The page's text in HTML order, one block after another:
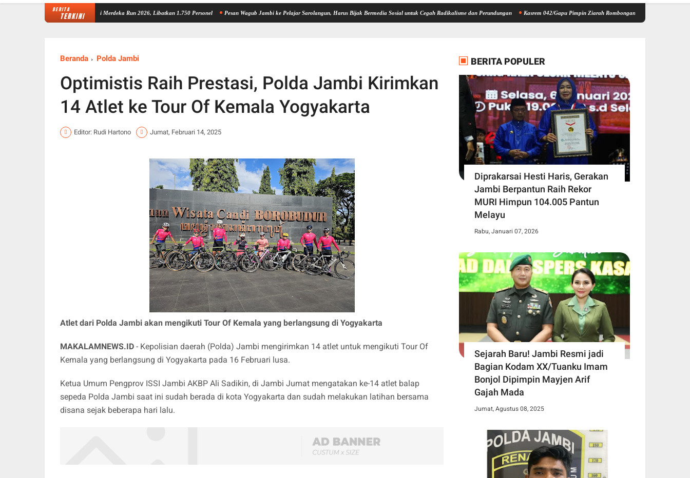
BERITA
TERKINI
Pengamanan Presisi Merdeka Run 2026, Libatkan 1.750 Personel Pesan Wagub Jambi ke Pelajar Sarolangun, Harus Bijak Bermedia Sosial untuk Cegah Radikalisme dan Perundungan Kasrem 042/Gapu Pimpin Ziarah Rombongan HUT Kodam XX/Tuanku Imam
Beranda Polda Jambi
Optimistis Raih Prestasi, Polda Jambi Kirimkan
14 Atlet ke Tour Of Kemala Yogyakarta
Editor: Rudi Hartono Jumat, Februari 14, 2025
Atlet dari Polda Jambi akan mengikuti Tour Of Kemala yang berlangsung di Yogyakarta
MAKALAMNEWS.ID - Kepolisian daerah (Polda) Jambi mengirimkan 14 atlet untuk mengikuti Tour Of
Kemala yang berlangsung di Yogyakarta pada 16 Februari lusa.
Ketua Umum Pengprov ISSI Jambi AKBP Ali Sadikin, di Jambi Jumat mengatakan ke-14 atlet balap
sepeda Polda Jambi saat ini sudah berada di kota Yogyakarta dan sudah melakukan latihan bersama
disana sejak beberapa hari lalu.
BERITA POPULER
Diprakarsai Hesti Haris, Gerakan
Jambi Berpantun Raih Rekor
MURI Himpun 104.005 Pantun
Melayu
Rabu, Januari 07, 2026
Sejarah Baru! Jambi Resmi jadi
Bagian Kodam XX/Tuanku Imam
Bonjol Dipimpin Mayjen Arif
Gajah Mada
Jumat, Agustus 08, 2025